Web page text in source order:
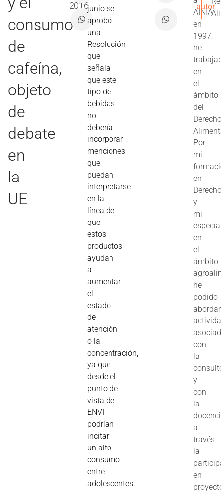
consumo
de
cafeína,
objeto
de
debate
en
la
UE
2016junio se
aprobó
una
Resolución
que
señala
que este
tipo de
bebidas
no
debería
incorporar
menciones
que
puedan
interpretarse
en la
línea de
que
estos
productos
ayudan
a
aumentar
el
estado
de
atención
o la
concentración,
ya que
desde el
punto de
vista de
ENVI
podrían
incitar
un alto
consumo
entre
adolescentes.
AINIA
en
1997,
he
en
el
ámbito
del
Por
mi
en
y
mi
en
el
ámbito
he
podido
abordar
con
la
y
con
la
a
través
la
en
autor